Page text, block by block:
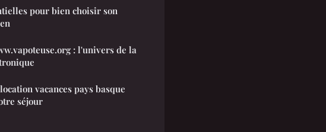
pour bien choisir son
: l'univers de la
vacances pays basque
séjour